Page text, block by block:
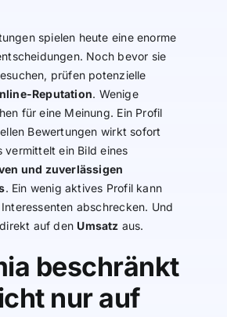
spielen heute eine enorme
Noch bevor sie
prüfen potenzielle
Reputation. Wenige
für eine Meinung. Ein Profil
Bewertungen wirkt sofort
vermittelt ein Bild eines
und zuverlässigen
. Ein wenig aktives Profil kann
abschrecken. Und
auf den Umsatz aus.
beschränkt
nur auf